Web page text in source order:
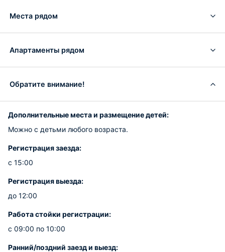
Места рядом
Апартаменты рядом
Обратите внимание!
Дополнительные места и размещение детей:
Можно с детьми любого возраста.
Регистрация заезда:
с 15:00
Регистрация выезда:
до 12:00
Работа стойки регистрации:
с 09:00 по 10:00
Ранний/поздний заезд и выезд: